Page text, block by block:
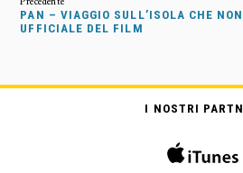
PAN – VIAGGIO SULL’ISOLA CHE
UFFICIALE DEL FILM
I NOSTRI